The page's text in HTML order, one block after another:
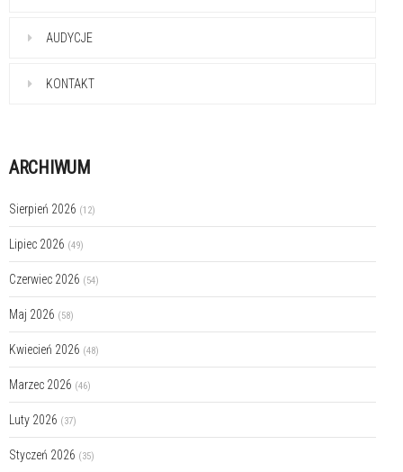
AUDYCJE
KONTAKT
ARCHIWUM
Sierpień 2026 (12)
Lipiec 2026 (49)
Czerwiec 2026 (54)
Maj 2026 (58)
Kwiecień 2026 (48)
Marzec 2026 (46)
Luty 2026 (37)
Styczeń 2026 (35)